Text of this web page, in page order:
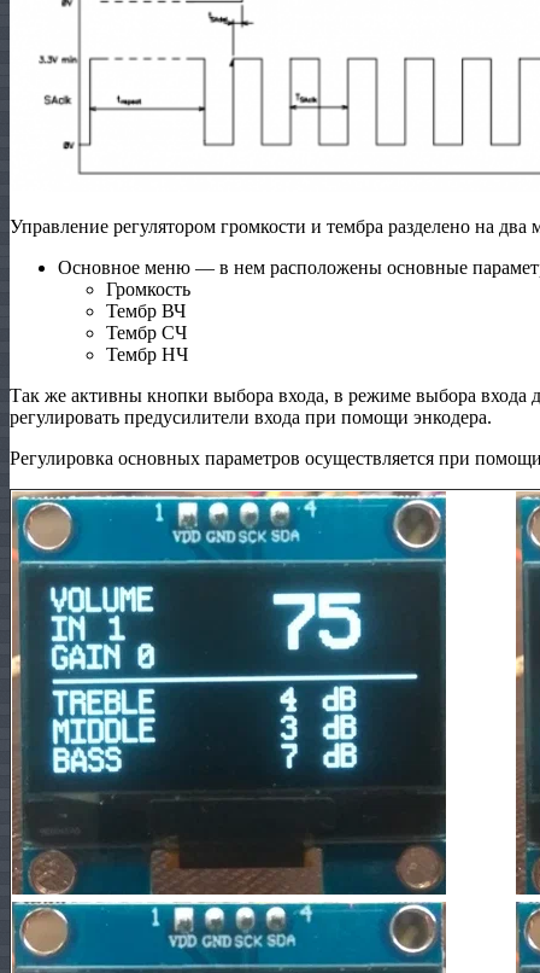
Управление регулятором громкости и тембра разделено на два
Основное меню — в нем расположены основные
Громкость
Тембр ВЧ
Тембр СЧ
Тембр НЧ
Так же активны кнопки выбора входа, в режиме выбора входа
регулировать предусилители входа при помощи энкодера.
Регулировка основных параметров осуществляется при